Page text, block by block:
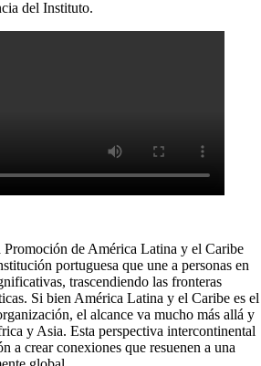
del Instituto.
de América Latina y el Caribe
portuguesa que une a personas en
trascendiendo las fronteras
Si bien América Latina y el Caribe es el
el alcance va mucho más allá y
y Asia. Esta perspectiva intercontinental
a crear conexiones que resuenen a una